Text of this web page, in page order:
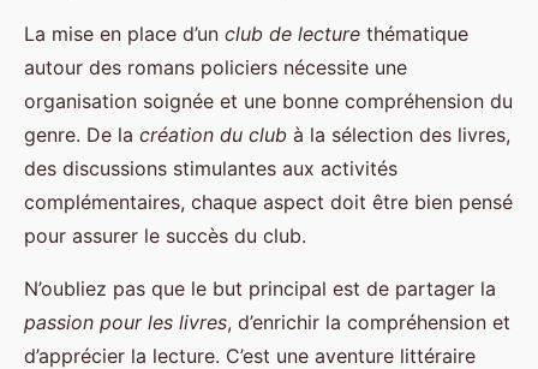
La mise en place d’un club de lecture thématique
autour des romans policiers nécessite une
organisation soignée et une bonne compréhension du
genre. De la création du club à la sélection des livres,
des discussions stimulantes aux activités
complémentaires, chaque aspect doit être bien pensé
pour assurer le succès du club.
N’oubliez pas que le but principal est de partager la
passion pour les livres, d’enrichir la compréhension et
d’apprécier la lecture. C’est une aventure littéraire